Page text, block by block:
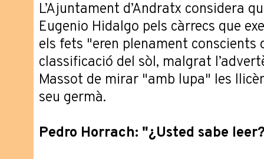
L’Ajuntament d’Andratx considera
Eugenio Hidalgo pels càrrecs que
els fets "eren plenament conscients
classificació del sòl, malgrat
Massot de mirar "amb lupa" les
seu germà.
Pedro Horrach: "¿Usted sabe